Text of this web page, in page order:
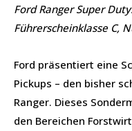
Ford Ranger Super
Führerscheinklasse C,
Ford präsentiert eine
Pickups – den bisher
Ranger. Dieses
den Bereichen